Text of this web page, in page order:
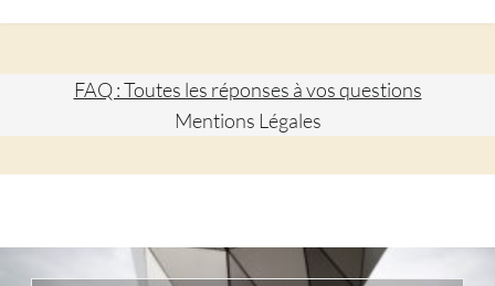
FAQ : Toutes les réponses à vos questions
Mentions Légales